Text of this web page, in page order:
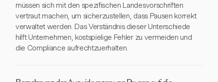
müssen sich mit den spezifischen Landesvorschriften
vertraut machen, um sicherzustellen, dass Pausen korrekt
verwaltet werden. Das Verständnis dieser Unterschiede
hilft Unternehmen, kostspielige Fehler zu vermeiden und
die Compliance aufrechtzuerhalten.